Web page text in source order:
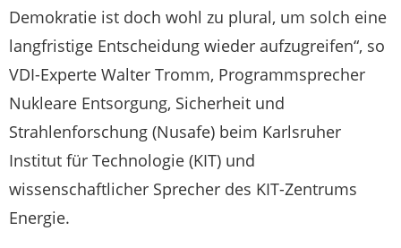
Demokratie ist doch wohl zu plural, um solch eine
langfristige Entscheidung wieder aufzugreifen“, so
VDI-Experte Walter Tromm, Programmsprecher
Nukleare Entsorgung, Sicherheit und
Strahlenforschung (Nusafe) beim Karlsruher
Institut für Technologie (KIT) und
wissenschaftlicher Sprecher des KIT-Zentrums
Energie.